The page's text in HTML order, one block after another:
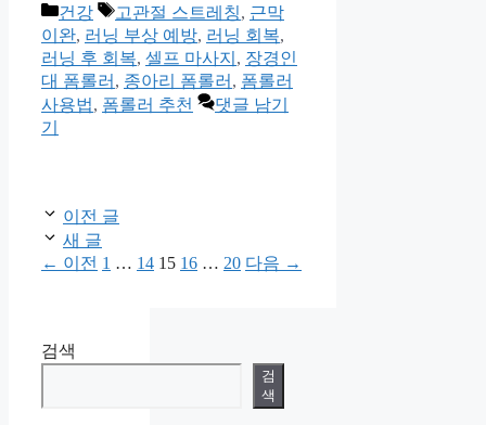
카
테
고
리
건강
태
그
고관절 스트레칭, 근막
이완, 러닝 부상 예방, 러닝 회복,
러닝 후 회복, 셀프 마사지 , 장경인
대 폼롤러 , 종아리 폼롤러 , 폼롤러
사용법, 폼롤러 추천
댓글 남기
기
이전 글
새 글
← 이전 페
1 … 페
14 페
15 페
16 … 페
20 다음 →
검색
검
색